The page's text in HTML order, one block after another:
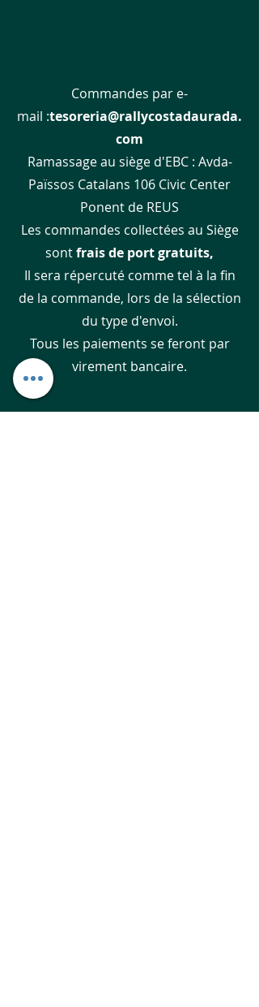
Commandes par e-
mail :tesoreria@rallycostadaurada.
com
Ramassage au siège d'EBC : Avda-
Païssos Catalans 106 Civic Center
Ponent de REUS
Les commandes collectées au Siège
sontfrais de port gratuits,
Il sera répercuté comme tel à la fin
de la commande, lors de la sélection
du type d'envoi.
Tous les paiements se feront par
virement bancaire.